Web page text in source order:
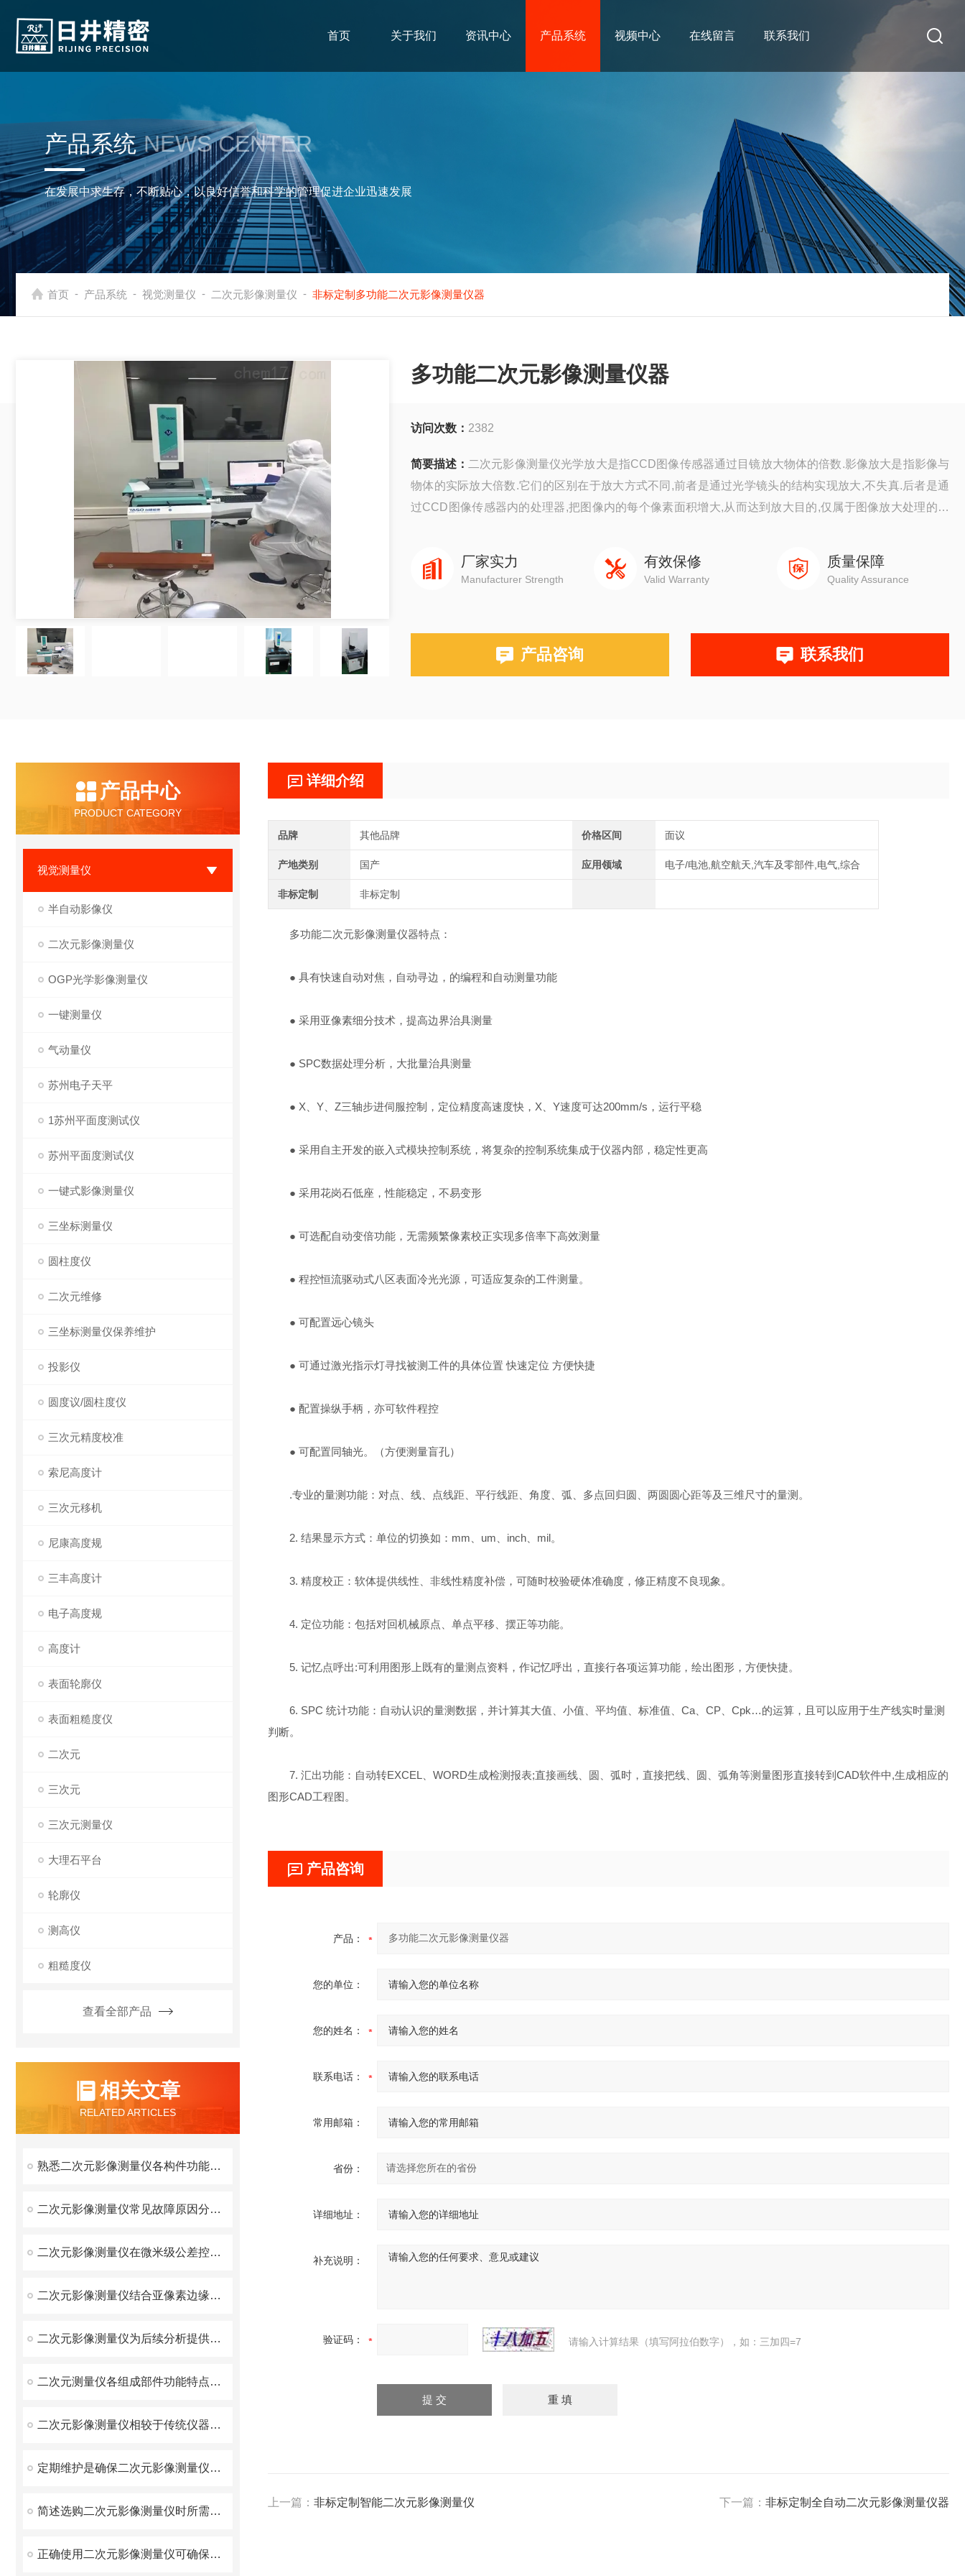
首页 关于我们 资讯中心 产品系统 视频中心 在线留言 联系我们
产品系统 NEWS CENTER
在发展中求生存，不断贴心，以良好信誉和科学的管理促进企业迅速发展
首页 - 产品系统 - 视觉测量仪 - 二次元影像测量仪 - 非标定制多功能二次元影像测量仪器
多功能二次元影像测量仪器
访问次数： 2382
简要描述： 二次元影像测量仪光学放大是指CCD图像传感器通过目镜放大物体的倍数.影像放大是指影像与
物体的实际放大倍数.它们的区别在于放大方式不同,前者是通过光学镜头的结构实现放大,不失真.后者是通
过CCD图像传感器内的处理器,把图像内的每个像素面积增大,从而达到放大目的,仅属于图像放大处理的范
厂家实力
Manufacturer Strength
有效保修
Valid Warranty
质量保障
Quality Assurance
产品咨询 联系我们
产品中心
PRODUCT CATEGORY
视觉测量仪
半自动影像仪
二次元影像测量仪
OGP光学影像测量仪
一键测量仪
气动量仪
苏州电子天平
1苏州平面度测试仪
苏州平面度测试仪
一键式影像测量仪
三坐标测量仪
圆柱度仪
二次元维修
三坐标测量仪保养维护
投影仪
圆度议/圆柱度仪
三次元精度校准
索尼高度计
三次元移机
尼康高度规
三丰高度计
电子高度规
高度计
表面轮廓仪
表面粗糙度仪
二次元
三次元
三次元测量仪
大理石平台
轮廓仪
测高仪
粗糙度仪
查看全部产品
相关文章
RELATED ARTICLES
熟悉二次元影像测量仪各构件功能特性有效提升工件检测的准确性
二次元影像测量仪常见故障原因分析与排除方法
二次元影像测量仪在微米级公差控制中发挥重要作用
二次元影像测量仪结合亚像素边缘识别算法与高精度光栅尺
二次元影像测量仪为后续分析提供高质量原始数据
二次元测量仪各组成部件功能特点的详细介绍
二次元影像测量仪相较于传统仪器展现出的优势介绍
定期维护是确保二次元影像测量仪准确性和稳定性的关键
简述选购二次元影像测量仪时所需要考虑的因素
正确使用二次元影像测量仪可确保测量结果的准确性
详细介绍
品牌 其他品牌 价格区间 面议
产地类别 国产 应用领域 电子/电池,航空航天,汽车及零部件,电气,综合
非标定制 非标定制
多功能二次元影像测量仪器特点：
● 具有快速自动对焦，自动寻边，的编程和自动测量功能
● 采用亚像素细分技术，提高边界治具测量
● SPC数据处理分析，大批量治具测量
● X、Y、Z三轴步进伺服控制，定位精度高速度快，X、Y速度可达200mm/s，运行平稳
● 采用自主开发的嵌入式模块控制系统，将复杂的控制系统集成于仪器内部，稳定性更高
● 采用花岗石低座，性能稳定，不易变形
● 可选配自动变倍功能，无需频繁像素校正实现多倍率下高效测量
● 程控恒流驱动式八区表面冷光光源，可适应复杂的工件测量。
● 可配置远心镜头
● 可通过激光指示灯寻找被测工件的具体位置 快速定位 方便快捷
● 配置操纵手柄，亦可软件程控
● 可配置同轴光。（方便测量盲孔）
.专业的量测功能：对点、线、点线距、平行线距、角度、弧、多点回归圆、两圆圆心距等及三维尺寸的量测。
2. 结果显示方式：单位的切换如：mm、um、inch、mil。
3. 精度校正：软体提供线性、非线性精度补偿，可随时校验硬体准确度，修正精度不良现象。
4. 定位功能：包括对回机械原点、单点平移、摆正等功能。
5. 记忆点呼出:可利用图形上既有的量测点资料，作记忆呼出，直接行各项运算功能，绘出图形，方便快捷。
6. SPC 统计功能：自动认识的量测数据，并计算其大值、小值、平均值、标准值、Ca、CP、Cpk…的运算，且可以应用于生产线实时量测
判断。
7. 汇出功能：自动转EXCEL、WORD生成检测报表;直接画线、圆、弧时，直接把线、圆、弧角等测量图形直接转到CAD软件中,生成相应的
图形CAD工程图。
产品咨询
产品：
您的单位：
您的姓名：
联系电话：
常用邮箱：
省份：
详细地址：
补充说明：
验证码： 请输入计算结果（填写阿拉伯数字），如：三加四=7
上一篇： 非标定制智能二次元影像测量仪 下一篇： 非标定制全自动二次元影像测量仪器